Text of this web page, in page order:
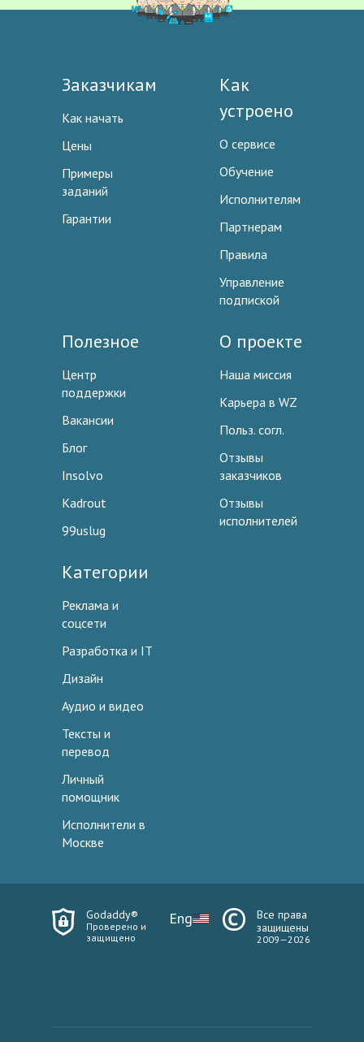
Заказчикам
Как начать
Цены
Примеры
заданий
Гарантии
Как
устроено
О сервисе
Обучение
Исполнителям
Партнерам
Правила
Управление
подпиской
Полезное
Центр
поддержки
Вакансии
Блог
Insolvo
Kadrout
99uslug
О проекте
Наша миссия
Карьера в WZ
Польз. согл.
Отзывы
заказчиков
Отзывы
исполнителей
Категории
Реклама и
соцсети
Разработка и IT
Дизайн
Аудио и видео
Тексты и
перевод
Личный
помощник
Исполнители в
Москве
Godaddy®
Проверено и
защищено
Eng
Все права
защищены
2009—2026